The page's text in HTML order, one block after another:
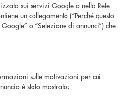
sui servizi Google o nella Rete
un collegamento (“Perché questo
Google” o “Selezione di annunci”) che
sulle motivazioni per cui
è stato mostrato;